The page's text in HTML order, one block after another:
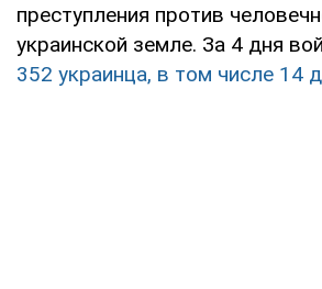
преступления против
украинской земле. За 4 дня
352 украинца, в том числе 14